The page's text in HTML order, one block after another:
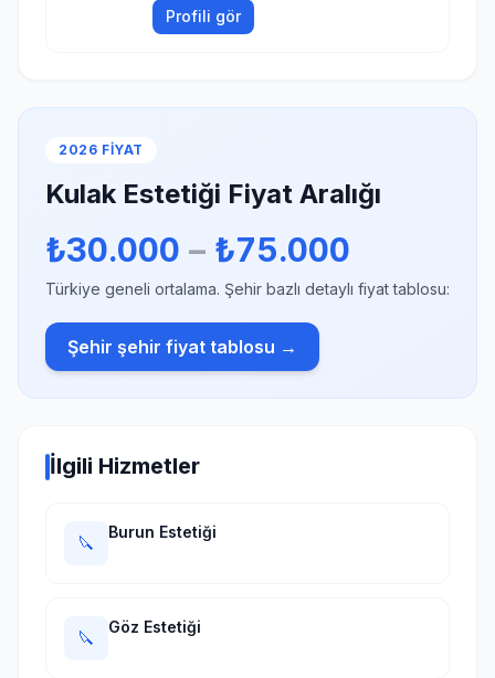
Profili gör
2026 FIYAT
Kulak Estetiği Fiyat Aralığı
₺30.000 – ₺75.000
Türkiye geneli ortalama. Şehir bazlı detaylı fiyat tablosu:
Şehir şehir fiyat tablosu →
İlgili Hizmetler
🔪
Burun Estetiği
🔪
Göz Estetiği